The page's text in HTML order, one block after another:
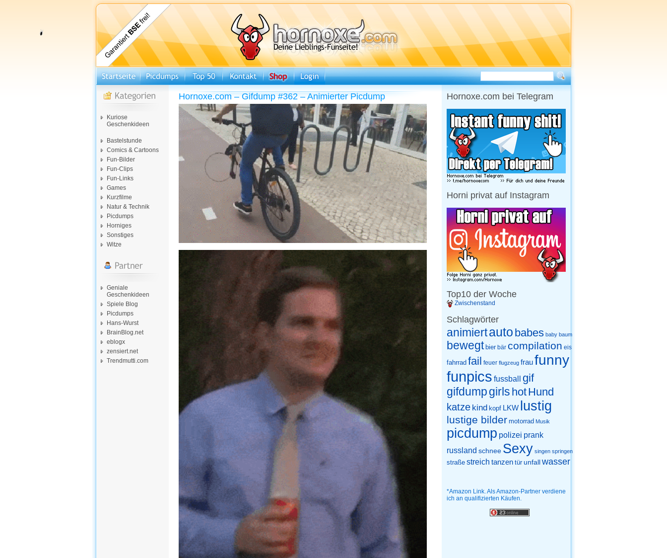
Kuriose
Geschenkideen
Bastelstunde
Comics & Cartoons
Fun-Bilder
Fun-Clips
Fun-Links
Games
Kurzfilme
Natur & Technik
Picdumps
Horniges
Sonstiges
Witze
Geniale
Geschenkideen
Spiele Blog
Picdumps
Hans-Wurst
BrainBlog.net
eblogx
zensiert.net
Trendmutti.com
Hornoxe.com – Gifdump #362 – Animierter Picdump Hornoxe.com bei Telegram
Horni privat auf Instagram
Top10 der Woche
Zwischenstand
Schlagwörter
animiertauto babes baby baum
bewegt bier bär compilation eis
fahrrad fail feuer flugzeug fraufunny
funpics fussball gif
gifdump girls hotHund
katze kind kopf LKW lustig
lustige bilder motorrad Musik
picdump polizei prank
russland schnee Sexy singen springen
straße streich tanzen tür unfallwasser
*Amazon Link. Als Amazon-Partner verdiene
ich an qualifizierten Käufen.